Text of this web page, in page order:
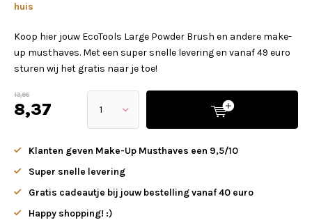
huis
Koop hier jouw EcoTools Large Powder Brush en andere make-
up musthaves. Met een super snelle levering en vanaf 49 euro
sturen wij het gratis naar je toe!
13,95
8,37
Klanten geven Make-Up Musthaves een 9,5/10
Super snelle levering
Gratis cadeautje bij jouw bestelling vanaf 40 euro
Happy shopping! :)